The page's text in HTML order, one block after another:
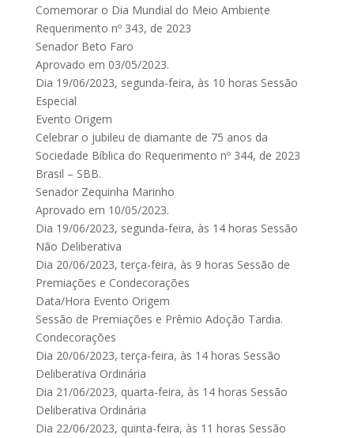
Comemorar o Dia Mundial do Meio Ambiente
Requerimento nº 343, de 2023
Senador Beto Faro
Aprovado em 03/05/2023.
Dia 19/06/2023, segunda-feira, às 10 horas Sessão
Especial
Evento Origem
Celebrar o jubileu de diamante de 75 anos da
Sociedade Bíblica do Requerimento nº 344, de 2023
Brasil – SBB.
Senador Zequinha Marinho
Aprovado em 10/05/2023.
Dia 19/06/2023, segunda-feira, às 14 horas Sessão
Não Deliberativa
Dia 20/06/2023, terça-feira, às 9 horas Sessão de
Premiações e Condecorações
Data/Hora Evento Origem
Sessão de Premiações e Prêmio Adoção Tardia.
Condecorações
Dia 20/06/2023, terça-feira, às 14 horas Sessão
Deliberativa Ordinária
Dia 21/06/2023, quarta-feira, às 14 horas Sessão
Deliberativa Ordinária
Dia 22/06/2023, quinta-feira, às 11 horas Sessão